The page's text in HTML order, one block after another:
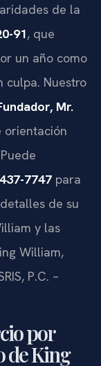
de la
91, que
un año como
culpa. Nuestro
Mr.
orientación
7747 para
de su
y las
William,
P.C. –
por
de King